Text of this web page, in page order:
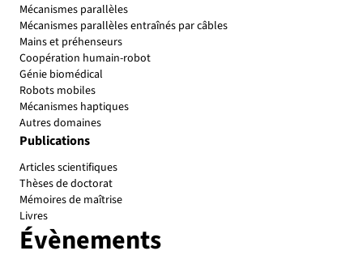
Mécanismes parallèles
Mécanismes parallèles entraînés par câbles
Mains et préhenseurs
Coopération humain-robot
Génie biomédical
Robots mobiles
Mécanismes haptiques
Autres domaines
Publications
Articles scientifiques
Thèses de doctorat
Mémoires de maîtrise
Livres
Évènements